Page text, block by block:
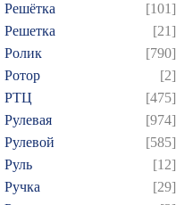
Решётка
[101]
Решетка
[21]
Ролик
[790]
Ротор
[2]
РТЦ
[475]
Рулевая
[974]
Рулевой
[585]
Руль
[12]
Ручка
[29]